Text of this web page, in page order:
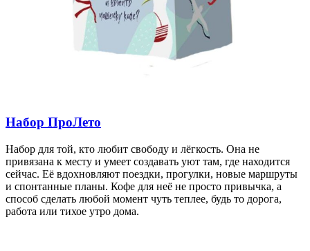
Набор ПроЛето
Набор для той, кто любит свободу и лёгкость. Она не
привязана к месту и умеет создавать уют там, где находится
сейчас. Её вдохновляют поездки, прогулки, новые маршруты
и спонтанные планы. Кофе для неё не просто привычка, а
способ сделать любой момент чуть теплее, будь то дорога,
работа или тихое утро дома.